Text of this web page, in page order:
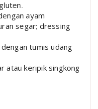
ayam
segar; dressing
tumis udang
atau keripik singkong